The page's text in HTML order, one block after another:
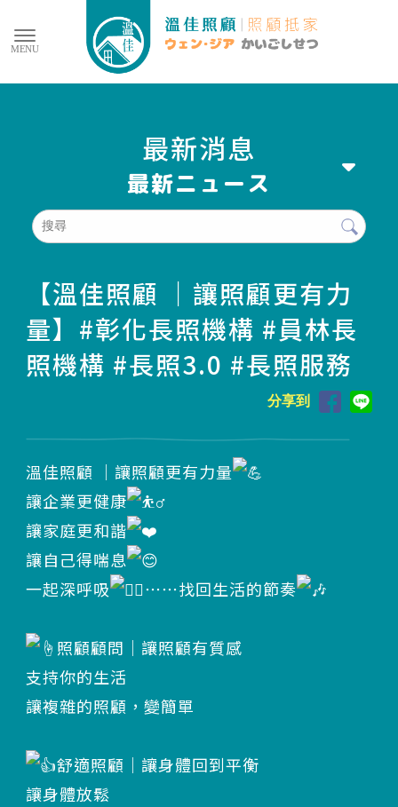
最新消息
【溫佳照顧 ｜讓照顧更有力
量】#彰化長照機構 #員林長
照機構 #長照3.0 #長照服務
分享到
溫佳照顧 ｜讓照顧更有力量
讓企業更健康
讓家庭更和諧
讓自己得喘息
一起深呼吸
⋯⋯找回生活的節奏
照顧顧問｜讓照顧有質感
支持你的生活
讓複雜的照顧，變簡單
舒適照顧｜讓身體回到平衡
讓身體放鬆